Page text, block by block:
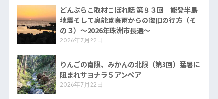
どんぶらこ取材こぼれ話 第８３回 能登半島
地震そして奥能登豪雨からの復旧の行方（そ
の３）〜2026年珠洲市長選〜
2026年7月22日
りんごの南限、みかんの北限（第3回）猛暑に
阻まれサヨナラ５アンペア
2026年7月22日